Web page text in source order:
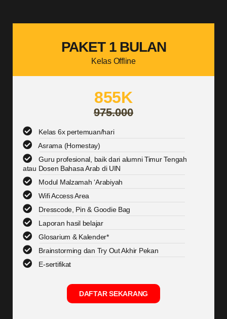
PAKET 1 BULAN
Kelas Offline
855K
975.000
Kelas 6x pertemuan/hari
Asrama (Homestay)
Guru profesional, baik dari alumni Timur Tengah
atau Dosen Bahasa Arab di UIN
Modul Malzamah ‘Arabiyah
Wifi Access Area
Dresscode, Pin & Goodie Bag
Laporan hasil belajar
Glosarium & Kalender*
Brainstorming dan Try Out Akhir Pekan
E-sertifikat
DAFTAR SEKARANG